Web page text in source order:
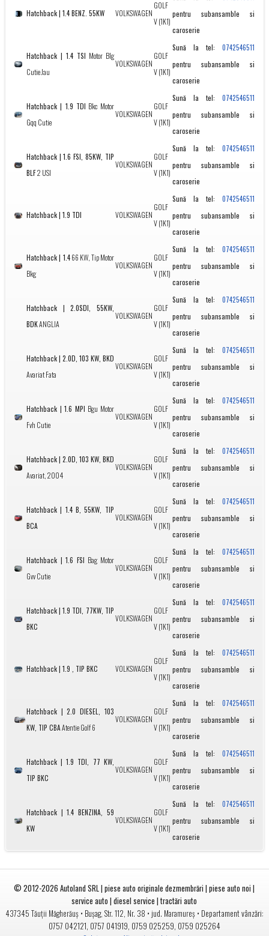
Hatchback | 1.4 BENZ. 55KW VOLKSWAGEN
GOLF
V (1K1)
pentru subansamble si
caroserie
Hatchback | 1.4 TSI Motor Blg
Cutie Jau
VOLKSWAGEN
GOLF
V (1K1)
Sună la tel: 0742546511
pentru subansamble si
caroserie
Hatchback | 1.9 TDI Bkc Motor
Gqq Cutie
VOLKSWAGEN
GOLF
V (1K1)
Sună la tel: 0742546511
pentru subansamble si
caroserie
Hatchback | 1.6 FSI, 85KW, TIP
BLF2 USI
VOLKSWAGEN
GOLF
V (1K1)
Sună la tel: 0742546511
pentru subansamble si
caroserie
Hatchback | 1.9 TDI VOLKSWAGEN
GOLF
V (1K1)
Sună la tel: 0742546511
pentru subansamble si
caroserie
Hatchback | 1.466 KW, Tip Motor
Bkg
VOLKSWAGEN
GOLF
V (1K1)
Sună la tel: 0742546511
pentru subansamble si
caroserie
Hatchback | 2.0SDI, 55KW,
BDKANGLIA
VOLKSWAGEN
GOLF
V (1K1)
Sună la tel: 0742546511
pentru subansamble si
caroserie
Hatchback | 2.0D, 103 KW, BKD
Avariat Fata
VOLKSWAGEN
GOLF
V (1K1)
Sună la tel: 0742546511
pentru subansamble si
caroserie
Hatchback | 1.6 MPI Bgu Motor
Fvh Cutie
VOLKSWAGEN
GOLF
V (1K1)
Sună la tel: 0742546511
pentru subansamble si
caroserie
Hatchback | 2.0D, 103 KW, BKD
Avariat, 2004
VOLKSWAGEN
GOLF
V (1K1)
Sună la tel: 0742546511
pentru subansamble si
caroserie
Hatchback | 1.4 B, 55KW, TIP
BCA
VOLKSWAGEN
GOLF
V (1K1)
Sună la tel: 0742546511
pentru subansamble si
caroserie
Hatchback | 1.6 FSI Bag Motor
Gvv Cutie
VOLKSWAGEN
GOLF
V (1K1)
Sună la tel: 0742546511
pentru subansamble si
caroserie
Hatchback | 1.9 TDI, 77KW, TIP
BKC
VOLKSWAGEN
GOLF
V (1K1)
Sună la tel: 0742546511
pentru subansamble si
caroserie
Hatchback | 1.9 , TIP BKC VOLKSWAGEN
GOLF
V (1K1)
Sună la tel: 0742546511
pentru subansamble si
caroserie
Hatchback | 2.0 DIESEL, 103
KW, TIP CBAAtentie Golf 6
VOLKSWAGEN
GOLF
V (1K1)
Sună la tel: 0742546511
pentru subansamble si
caroserie
Hatchback | 1.9 TDI, 77 KW,
TIP BKC
VOLKSWAGEN
GOLF
V (1K1)
Sună la tel: 0742546511
pentru subansamble si
caroserie
Hatchback | 1.4 BENZINA, 59
KW
VOLKSWAGEN
GOLF
V (1K1)
Sună la tel: 0742546511
pentru subansamble si
caroserie
© 2012-2026Autoland SRL | piese auto originale dezmembrări | piese auto noi |
service auto | diesel service | tractări auto
437345 Tăuții Măgherăuș• Bușag, Str. 112, Nr. 38 • jud. Maramureș • Departament vânzări:
0757 042121, 0757 041919, 0759 025259, 0759 025264